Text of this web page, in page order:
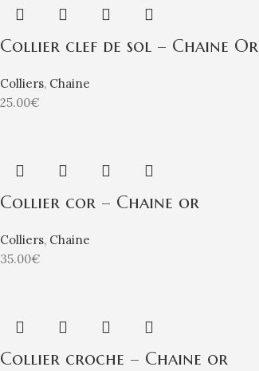
Collier clef de sol – Chaine Or
Colliers, Chaine
25.00€
Collier cor – Chaine or
Colliers, Chaine
35.00€
Collier croche – Chaine or